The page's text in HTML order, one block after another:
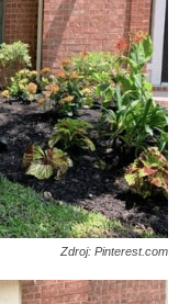
Zdroj: Pinterest.com